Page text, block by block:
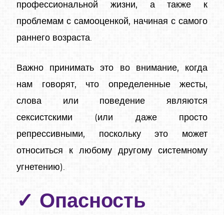
профессиональной жизни, а также к
проблемам с самооценкой, начиная с самого
раннего возраста.
Важно принимать это во внимание, когда
нам говорят, что определенные жесты,
слова или поведение являются
сексистскими (или даже просто
репрессивными, поскольку это может
относиться к любому другому системному
угнетению).
Опасность